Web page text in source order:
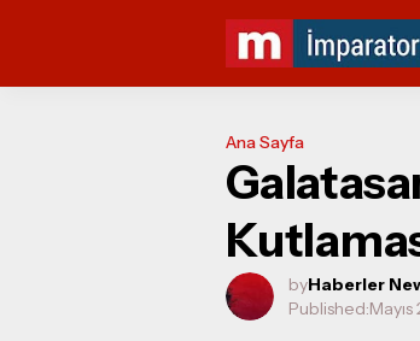
Ana Sayfa
byHaberler
Published: